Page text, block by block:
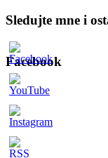
Sledujte mne i
Facebook